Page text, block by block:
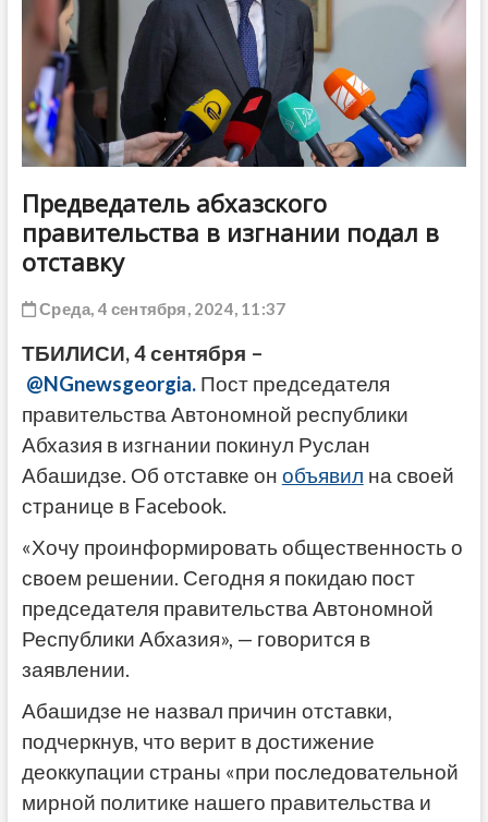
Предведатель абхазского
правительства в изгнании подал в
отставку
Среда, 4 сентября, 2024, 11:37
ТБИЛИСИ, 4 сентября –
@NGnewsgeorgia.Пост председателя
правительства Автономной республики
Абхазия в изгнании покинул Руслан
Абашидзе. Об отставке он объявил на своей
странице в Facebook.
«Хочу проинформировать общественность о
своем решении. Сегодня я покидаю пост
председателя правительства Автономной
Республики Абхазия», — говорится в
заявлении.
Абашидзе не назвал причин отставки,
подчеркнув, что верит в достижение
деоккупации страны «при последовательной
мирной политике нашего правительства и